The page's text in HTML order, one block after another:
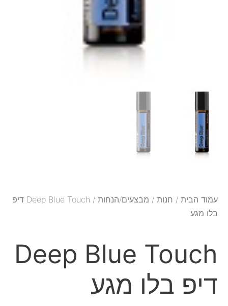
עמוד הבית / חנות / מבצעים/הנחות
/ Deep Blue Touch דיפ
בלו מגע
Deep Blue Touch
דיפ בלו מגע